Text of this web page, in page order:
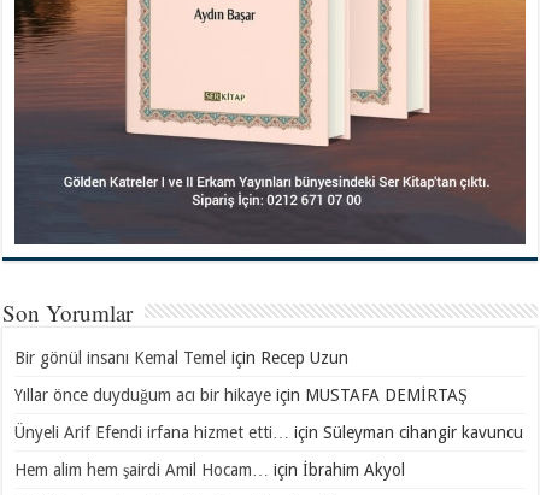
Son Yorumlar
Bir gönül insanı Kemal Temel için Recep Uzun
Yıllar önce duyduğum acı bir hikaye için MUSTAFA DEMİRTAŞ
Ünyeli Arif Efendi irfana hizmet etti…
içinSüleyman cihangir kavuncu
Hem alim hem şairdi Amil Hocam…
içinİbrahim Akyol